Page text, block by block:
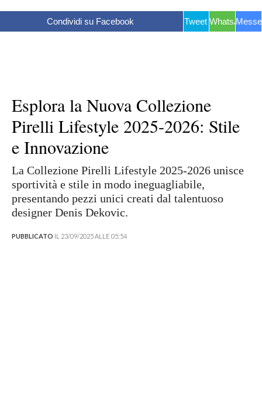
Condividi su Facebook Tweet WhatsApp
Esplora la Nuova Collezione
Pirelli Lifestyle 2025-2026: Stile
e Innovazione
La Collezione Pirelli Lifestyle 2025-2026 unisce
sportività e stile in modo ineguagliabile,
presentando pezzi unici creati dal talentuoso
designer Denis Dekovic.
PUBBLICATO IL 23/09/2025 ALLE 05:54